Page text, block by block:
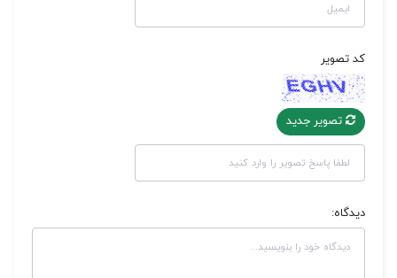
کد تصویر
تصویر جدید
دیدگاه: